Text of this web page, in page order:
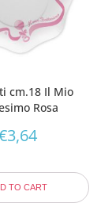
cm.18 Il Mio
Rosa
3,64
TO CART